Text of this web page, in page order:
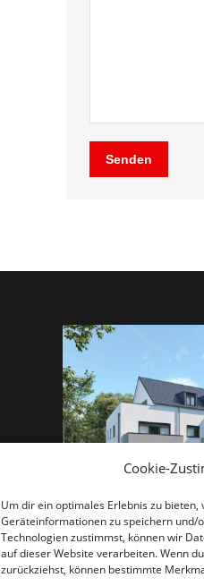
Cookie-
Um dir ein optimales Erlebnis zu
Geräteinformationen zu speichern und/
Technologien zustimmst, können wir
auf dieser Website verarbeiten. Wenn
zurückziehst, können bestimmte
Senden